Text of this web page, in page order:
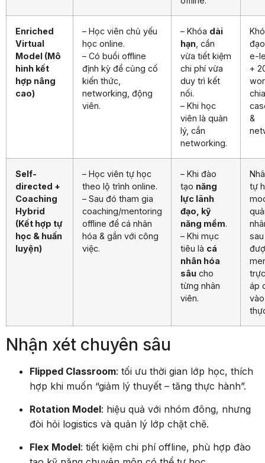
Enriched
Virtual
Model (Mô
hình kết
hợp nâng
cao)
– Học viên chủ yếu
học online.
– Có buổi offline
định kỳ để củng cố
kiến thức,
networking, động
viên.
– Khóa dài
hạn , cần
vừa tiết kiệm
chi phí vừa
duy trì kết
nối.
– Khi học
viên là quản
lý, cần
networking.
e-
+
&
Self-
directed +
Coaching
Hybrid
(Kết hợp tự
học & huấn
luyện)
– Học viên tự học
theo lộ trình online.
– Sau đó tham gia
coaching/mentoring
offline để cá nhân
hóa & gắn với công
việc.
– Khi đào
tạo năng
lực lãnh
đạo, kỹ
năng mềm.
– Khi mục
tiêu là cá
nhân hóa
sâu cho
từng nhân
viên.
tự
áp
Nhận xét chuyên sâu
Flipped Classroom: tối ưu thời gian lớp học, thích
hợp khi muốn “giảm lý thuyết – tăng thực hành”.
Rotation Model: hiệu quả với nhóm đông, nhưng
đòi hỏi logistics và quản lý lớp chặt chẽ.
Flex Model: tiết kiệm chi phí offline, phù hợp đào